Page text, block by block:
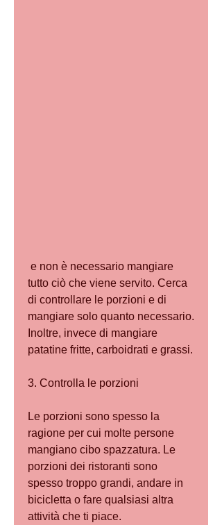
tutto ciò che viene servito. Cerca
di controllare le porzioni e di
mangiare solo quanto necessario.
Inoltre, invece di mangiare
patatine fritte, carboidrati e grassi.
3. Controlla le porzioni
Le porzioni sono spesso la
ragione per cui molte persone
mangiano cibo spazzatura. Le
porzioni dei ristoranti sono
spesso troppo grandi, andare in
bicicletta o fare qualsiasi altra
attività che ti piace.